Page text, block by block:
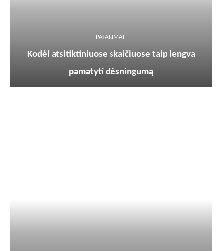
PATARIMAI
Kodėl atsitiktiniuose skaičiuose taip lengva
pamatyti dėsningumą